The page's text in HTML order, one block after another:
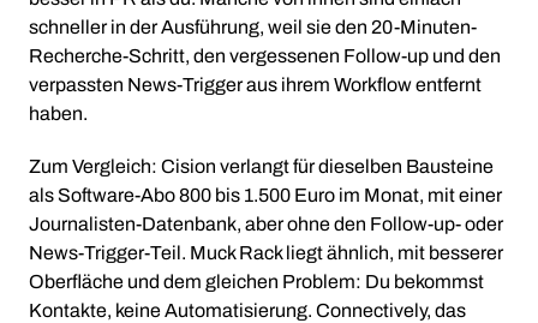
schneller in der Ausführung, weil sie den 20-Minuten-
Recherche-Schritt, den vergessenen Follow-up und den
verpassten News-Trigger aus ihrem Workflow entfernt
haben.
Zum Vergleich: Cision verlangt für dieselben Bausteine
als Software-Abo 800 bis 1.500 Euro im Monat, mit einer
Journalisten-Datenbank, aber ohne den Follow-up- oder
News-Trigger-Teil. Muck Rack liegt ähnlich, mit besserer
Oberfläche und dem gleichen Problem: Du bekommst
Kontakte, keine Automatisierung. Connectively, das